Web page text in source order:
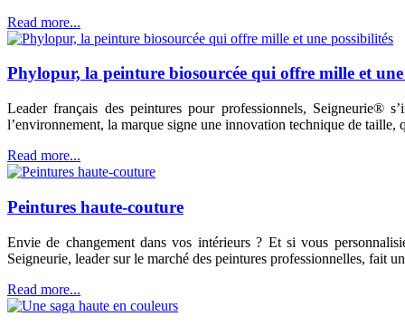
Read more...
Phylopur, la peinture biosourcée qui offre mille et
Leader français des peintures pour professionnels, Seigneurie®
l’environnement, la marque signe une innovation technique de
Read more...
Peintures haute-couture
Envie de changement dans vos intérieurs ? Et si vous
Seigneurie, leader sur le marché des peintures professionnelles, fait
Read more...